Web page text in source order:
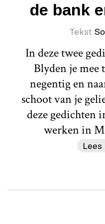
de bank
Tekst
In deze twee
Blyden je mee
negentig en
schoot van je
deze gedichten
werken in
Lees